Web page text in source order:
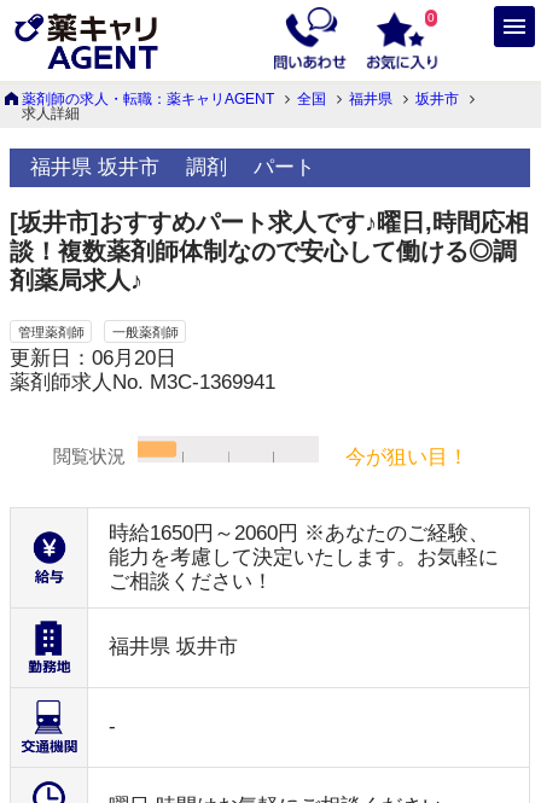
0
薬剤師の求人・転職：薬キャリAGENT 全国 福井県
坂井市
求人詳細
福井県 坂井市 調剤 パート
[坂井市]おすすめパート求人です♪曜日,時間応相
談！複数薬剤師体制なので安心して働ける◎調
剤薬局求人♪
管理薬剤師 一般薬剤師
更新日：06月20日
薬剤師求人No. M3C-1369941
閲覧状況 今が狙い目！
時給1650円～2060円 ※あなたのご経験、
能力を考慮して決定いたします。お気軽に
ご相談ください！
福井県 坂井市
-